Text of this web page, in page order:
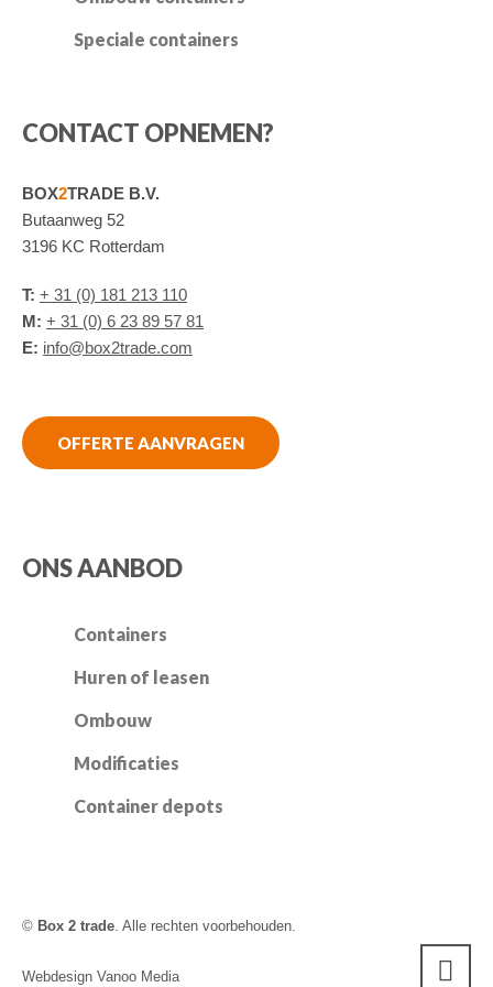
Speciale containers
CONTACT OPNEMEN?
BOX2TRADE B.V.
Butaanweg 52
3196 KC Rotterdam
T: + 31 (0) 181 213 110
M: + 31 (0) 6 23 89 57 81
E: info@box2trade.com
OFFERTE AANVRAGEN
ONS AANBOD
Containers
Huren of leasen
Ombouw
Modificaties
Container depots
© Box 2 trade . Alle rechten voorbehouden.
Webdesign Vanoo Media